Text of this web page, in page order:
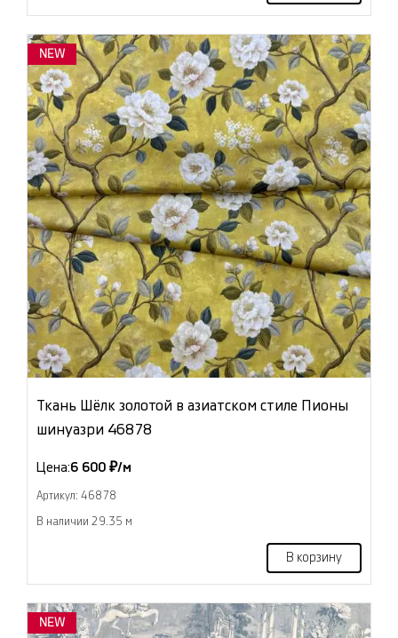
NEW
Ткань Шёлк золотой в азиатском стиле Пионы
шинуазри 46878
Цена:6 600 ₽/м
Артикул: 46878
В наличии 29.35 м
В корзину
NEW